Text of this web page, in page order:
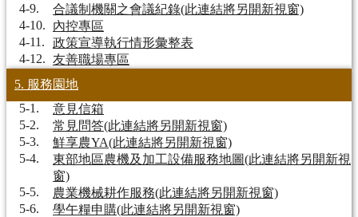
4-9.
合議制機關之會議紀錄(此連結將另開新視窗)
4-10.
內控專區
4-11.
政策宣導執行情形彙整表
4-12. 友善職場專區
5. 服務園地
5-1.
意見信箱
5-2.
常見問答(此連結將另開新視窗)
5-3.
鮮享農YA(此連結將另開新視窗)
5-4.
東部地區農機及加工設備服務地圖(此連結將另開新視
窗)
5-5.
農業機械耕作服務(此連結將另開新視窗)
5-6.
學午糧申購(此連結將另開新視窗)